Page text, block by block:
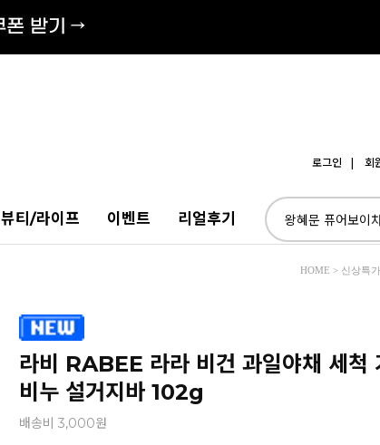
로그인 | 회
뷰티/라이프 이벤트 리얼후기
HOME > 신상특
라비 RABEE 라라 비건 과일야채 세척
비누 설거지바 102g
배송비 3,000원